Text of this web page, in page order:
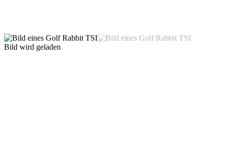
Bild wird geladen